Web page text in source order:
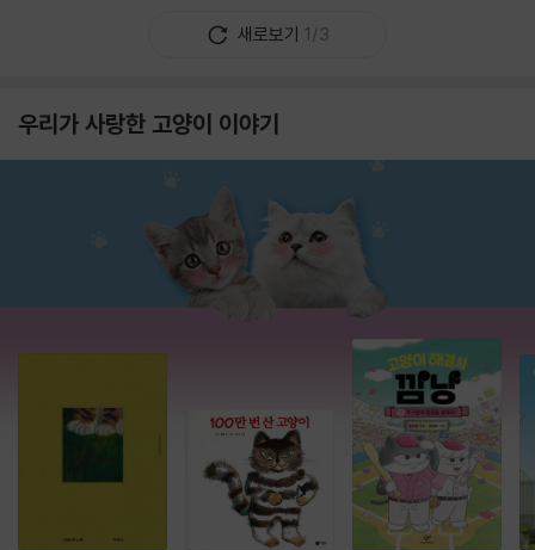
새로보기 1/3
우리가 사랑한 고양이 이야기